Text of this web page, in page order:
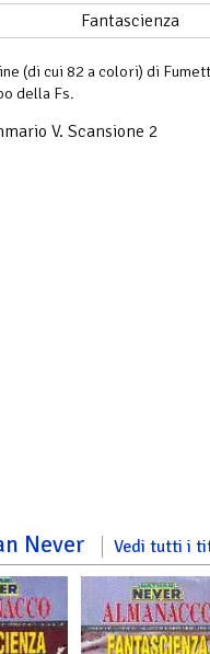
Fantascienza
(di cui 82 a colori) di
della Fs.
V. Scansione 2
Never Vedi tutti i